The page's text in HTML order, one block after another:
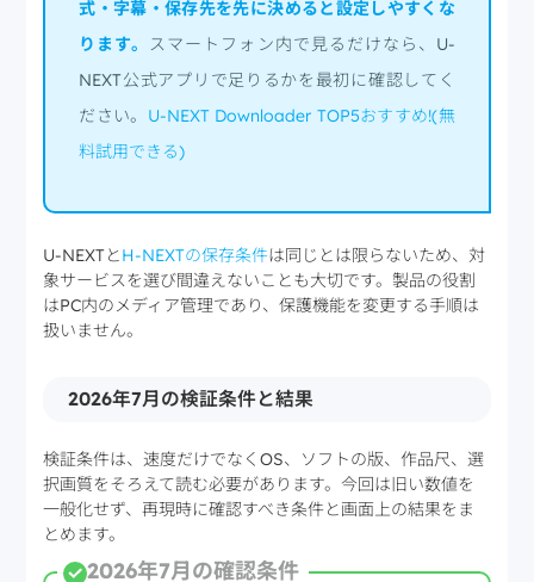
式・字幕・保存先を先に決めると設定しやすくな
ります。 スマートフォン内で見るだけなら、U-
NEXT公式アプリで足りるかを最初に確認してく
ださい。 U-NEXT Downloader TOP5おすすめ!(無
料試用できる)
U-NEXTとH-NEXTの保存条件は同じとは限らないため、対
象サービスを選び間違えないことも大切です。製品の役割
はPC内のメディア管理であり、保護機能を変更する手順は
扱いません。
2026年7月の検証条件と結果
検証条件は、速度だけでなくOS、ソフトの版、作品尺、選
択画質をそろえて読む必要があります。今回は旧い数値を
一般化せず、再現時に確認すべき条件と画面上の結果をま
とめます。
2026年7月の確認条件